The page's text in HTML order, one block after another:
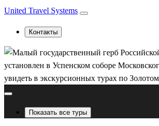
United Travel Systems
Контакты
Показать все туры